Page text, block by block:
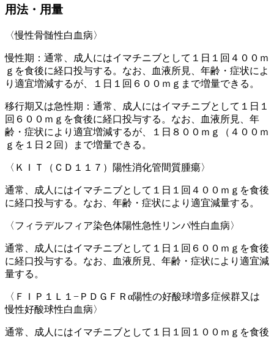
用法・用量
〈慢性骨髄性白血病〉
慢性期：通常、成人にはイマチニブとして１日１回４００ｍ
ｇを食後に経口投与する。なお、血液所見、年齢・症状によ
り適宜増減するが、１日１回６００ｍｇまで増量できる。
移行期又は急性期：通常、成人にはイマチニブとして１日１
回６００ｍｇを食後に経口投与する。なお、血液所見、年
齢・症状により適宜増減するが、１日８００ｍｇ（４００ｍ
ｇを１日２回）まで増量できる。
〈ＫＩＴ（ＣＤ１１７）陽性消化管間質腫瘍〉
通常、成人にはイマチニブとして１日１回４００ｍｇを食後
に経口投与する。なお、年齢・症状により適宜減量する。
〈フィラデルフィア染色体陽性急性リンパ性白血病〉
通常、成人にはイマチニブとして１日１回６００ｍｇを食後
に経口投与する。なお、血液所見、年齢・症状により適宜減
量する。
〈ＦＩＰ１Ｌ１−ＰＤＧＦＲα陽性の好酸球増多症候群又は
慢性好酸球性白血病〉
通常、成人にはイマチニブとして１日１回１００ｍｇを食後